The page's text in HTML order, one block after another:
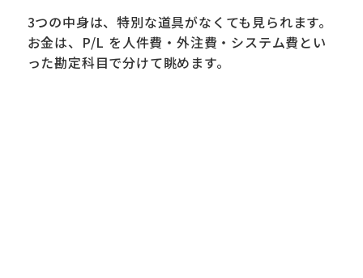
3つの中身は、特別な道具がなくても見られます。
お金は、P/L を人件費・外注費・システム費とい
った勘定科目で分けて眺めます。